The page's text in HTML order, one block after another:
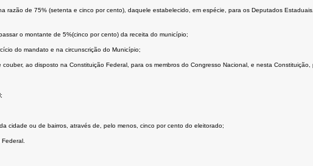
razão de 75% (setenta e cinco por cento), daquele estabelecido, em espécie, para os Deputados
o montante de 5%(cinco por cento) da receita do município;
do mandato e na circunscrição do Município;
ao disposto na Constituição Federal, para os membros do Congresso Nacional, e nesta Constituição,
cidade ou de bairros, através de, pelo menos, cinco por cento do eleitorado;